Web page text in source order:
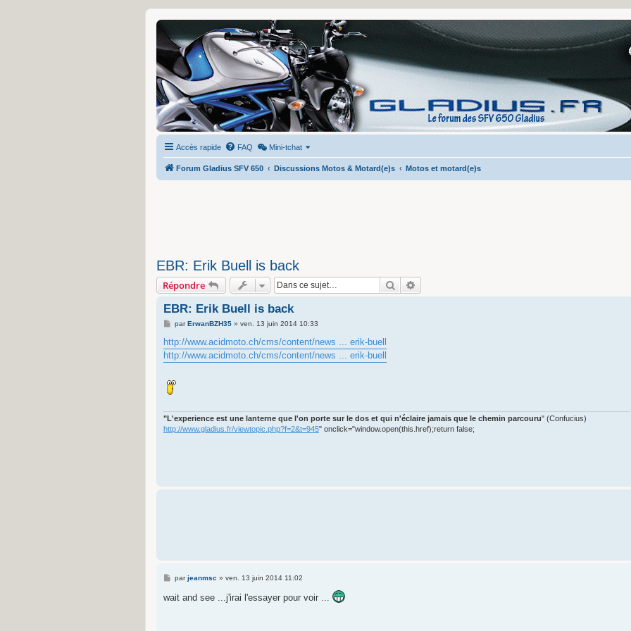
Accès rapide FAQ Mini-tchat
Forum Gladius SFV 650 Discussions Motos & Motard(e)s Motos et motard(e)s
EBR: Erik Buell is back
Répondre Rechercher
EBR: Erik Buell is back
M
s
s
a
g
parErwanBZH35» ven. 13 juin 2014 10:33
http://www.acidmoto.ch/cms/content/news ... erik-buell
http://www.acidmoto.ch/cms/content/news ... erik-buell
"L'experience est une lanterne que l'on porte sur le dos et qui n'éclaire jamais que le chemin parcouru" (Confucius)
http://www.gladius.fr/viewtopic.php?f=2&t=945" onclick="window.open(this.href);return false;
M
s
s
parjeanmsc » ven. 13 juin 2014 11:02
wait and see ...j'irai l'essayer pour voir ...